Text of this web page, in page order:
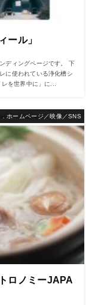
ール」
ディングページです。 下
に使われている浄化槽シ
を世界中に」に...
．ホームページ／映像／SNS
ロノミーJAPA